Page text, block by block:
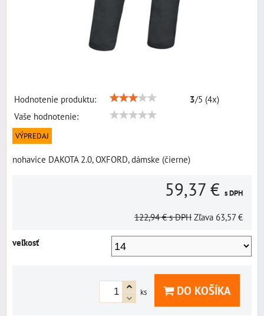
Hodnotenie produktu: 3/5 (4x)
Vaše hodnotenie:
VÝPREDAJ
nohavice DAKOTA 2.0, OXFORD, dámske (čierne)
59,37 € s DPH
122,94 € s DPH Zľava 63,57 €
veľkosť
ks DO KOŠÍKA